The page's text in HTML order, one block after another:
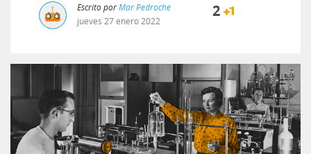
Escrito porMar Pedroche
jueves 27enero2022
2